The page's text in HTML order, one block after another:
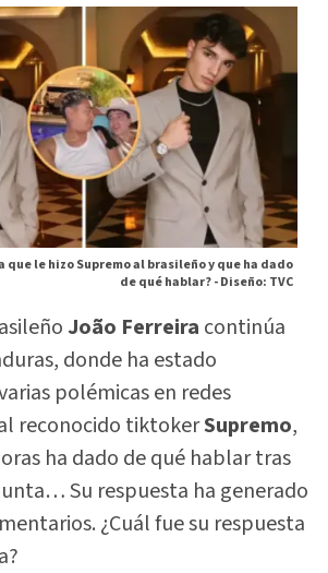
que le hizo Supremo al brasileño y que ha dado
de qué hablar? -Diseño: TVC
João Ferreira continúa
donde ha estado
polémicas en redes
reconocido tiktokerSupremo,
ha dado de qué hablar tras
Su respuesta ha generado
¿Cuál fue su respuesta